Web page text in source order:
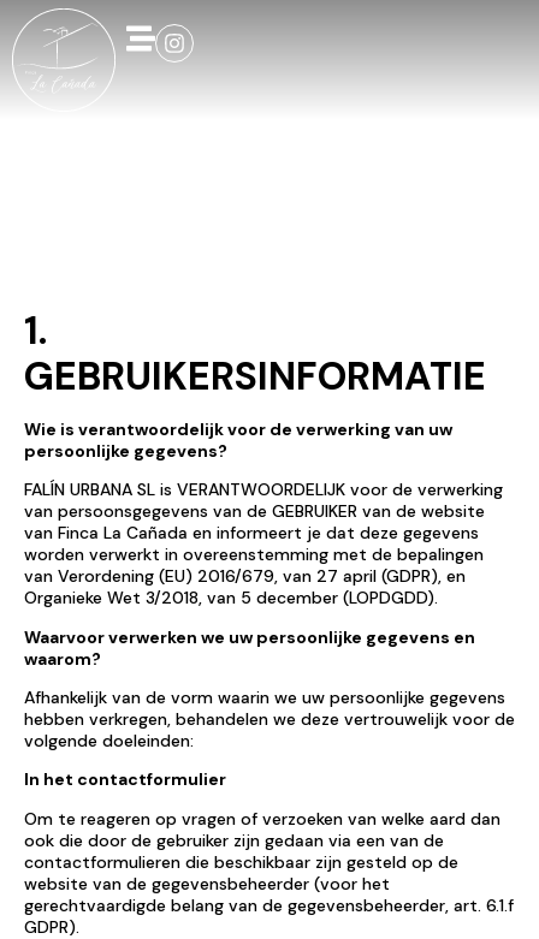
1.
GEBRUIKERSINFORMATIE
Wie is verantwoordelijk voor de verwerking van uw
persoonlijke gegevens?
FALÍN URBANA SL is VERANTWOORDELIJK voor de verwerking
van persoonsgegevens van de GEBRUIKER van de website
van Finca La Cañada en informeert je dat deze gegevens
worden verwerkt in overeenstemming met de bepalingen
van Verordening (EU) 2016/679, van 27 april (GDPR), en
Organieke Wet 3/2018, van 5 december (LOPDGDD).
Waarvoor verwerken we uw persoonlijke gegevens en
waarom?
Afhankelijk van de vorm waarin we uw persoonlijke gegevens
hebben verkregen, behandelen we deze vertrouwelijk voor de
volgende doeleinden:
In het contactformulier
Om te reageren op vragen of verzoeken van welke aard dan
ook die door de gebruiker zijn gedaan via een van de
contactformulieren die beschikbaar zijn gesteld op de
website van de gegevensbeheerder (voor het
gerechtvaardigde belang van de gegevensbeheerder, art. 6.1.f
GDPR).